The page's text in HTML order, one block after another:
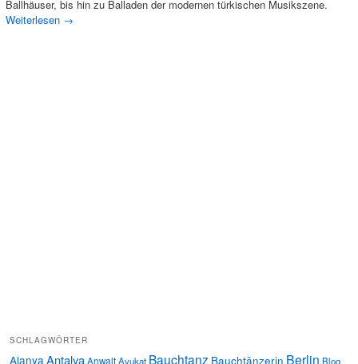
Ballhäuser, bis hin zu Balladen der modernen türkischen Musikszene.
Weiterlesen →
SCHLAGWÖRTER
Alanya AntalyaAnwaltAvukat Bauchtanz Bauchtänzerin Berlin Blog